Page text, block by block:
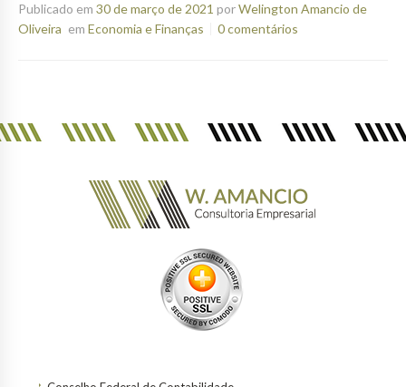
Publicado em 30 de março de 2021 porWelington Amancio de
Oliveira em Economia e Finanças 0 comentários